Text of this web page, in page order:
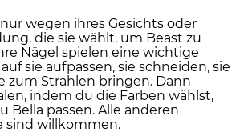
wegen ihres Gesichts oder
die sie wählt, um Beast zu
Nägel spielen eine wichtige
sie aufpassen, sie schneiden, sie
zum Strahlen bringen. Dann
indem du die Farben wählst,
Bella passen. Alle anderen
sind willkommen.